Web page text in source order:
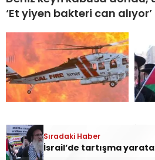
‘Et yiyen bakteri can alıyor’
ABD’de yangın söndürme
helikopteri düştü! ‘2
kişiden haber alınamıyor’
Sıradaki Haber